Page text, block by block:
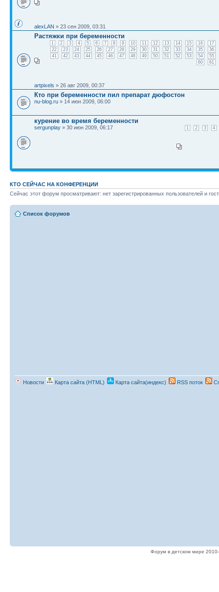
alexLAN » 23 сен 2009, 03:31
Растяжки при беременности
1 2 3 4 5 6 7 8 9 10 11 12 13 14 15 16
17
22
23 24 25 26 27 28 29 30 31 32 33 34 35
36
41
42 43 44 45 46 47 48 49 50 51 52 53 54
55
60
61
artpixels » 26 авг 2009, 00:37
Кто при беременности пил препарат дюфостон
nu-blog.ru » 14 июн 2009, 06:00
курение во время беременности
1 2 3 4
sergunplay » 30 июн 2009, 06:17
КТО СЕЙЧАС НА КОНФЕРЕНЦИИ
Сейчас этот форум просматривают: нет зарегистрированных пользователей и
Список форумов
Новости Карта сайта (HTML) Карта сайта(индекс) RSS поток
Форум в детском мире